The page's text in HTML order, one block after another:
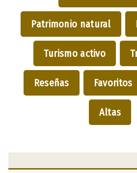
Patrimonio natural
Turismo activo
Reseñas Favoritos
Altas